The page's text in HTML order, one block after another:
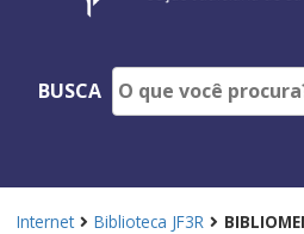
BUSCA
Internet Biblioteca JF3R